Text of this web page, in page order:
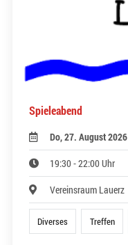
Spieleabend
Do, 27. August 2026
19:30 - 22:00 Uhr
Vereinsraum Lauerz
Diverses Treffen